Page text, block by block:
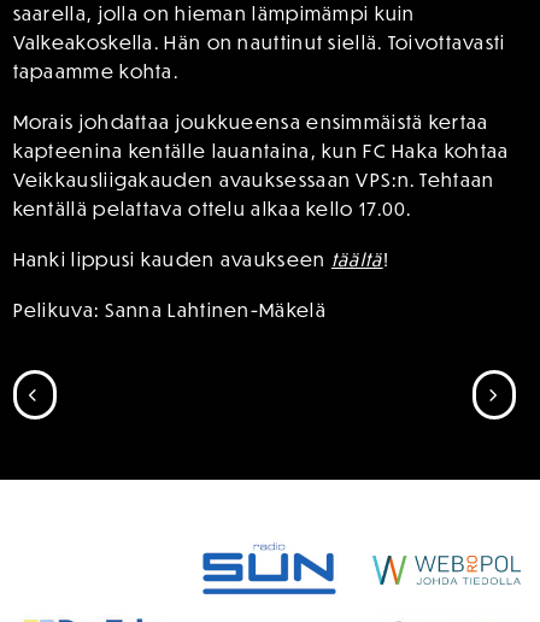
saarella, jolla on hieman lämpimämpi kuin
Valkeakoskella. Hän on nauttinut siellä. Toivottavasti
tapaamme kohta.
Morais johdattaa joukkueensa ensimmäistä kertaa
kapteenina kentälle lauantaina, kun FC Haka kohtaa
Veikkausliigakauden avauksessaan VPS:n. Tehtaan
kentällä pelattava ottelu alkaa kello 17.00.
Hanki lippusi kauden avaukseen täältä!
Pelikuva: Sanna Lahtinen-Mäkelä
SIIRRY EDELLISEEN